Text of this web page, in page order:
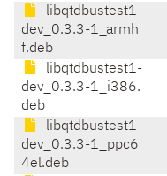
libqtdbustest1-
dev_0.3.3-1_armh
f.deb
libqtdbustest1-
dev_0.3.3-1_i386.
deb
libqtdbustest1-
dev_0.3.3-1_ppc6
4el.deb